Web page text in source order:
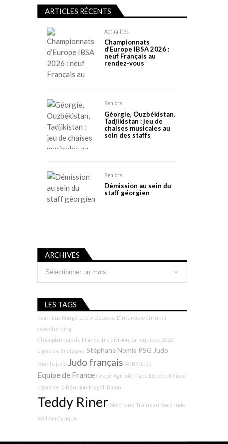
ARTICLES RÉCENTS
Actualités
Championnats
d’Europe IBSA 2026 :
neuf Français au
rendez-vous
Seniors
Géorgie, Ouzbékistan,
Tadjikistan : jeu de
chaises musicales au
sein des staffs
Seniors
Démission au sein du
staff géorgien
ARCHIVES
LES TAGS
Jean-Luc Rougé Lucie Décosse L'interview du lundi
crowdfunding
Championnats de France 1re division par équipes 2020
Ligue de Bretagne Stéphane Nomis PSG Judo
Pour le judo Judo français ACBB Judo
Equipe de France Crédit Agricole Pape Doudou Ndiaye
Ligue de la Réunion Magali Baton
Teddy Riner Stéphane Traineau Sucy Judo
William Cysique